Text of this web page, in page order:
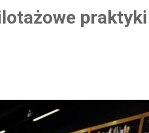
praktyki